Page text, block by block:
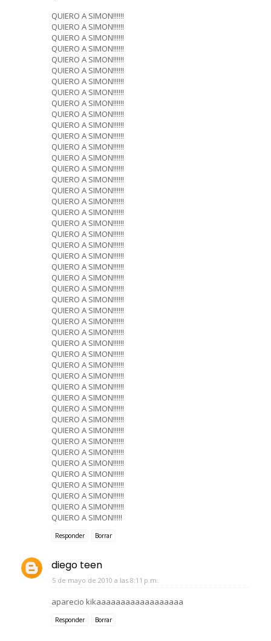
QUIERO A SIMON!!!!!!
QUIERO A SIMON!!!!!!
QUIERO A SIMON!!!!!!
QUIERO A SIMON!!!!!!
QUIERO A SIMON!!!!!!
QUIERO A SIMON!!!!!!
QUIERO A SIMON!!!!!!
QUIERO A SIMON!!!!!!
QUIERO A SIMON!!!!!!
QUIERO A SIMON!!!!!!
QUIERO A SIMON!!!!!!
QUIERO A SIMON!!!!!!
QUIERO A SIMON!!!!!!
QUIERO A SIMON!!!!!!
QUIERO A SIMON!!!!!!
QUIERO A SIMON!!!!!!
QUIERO A SIMON!!!!!!
QUIERO A SIMON!!!!!!
QUIERO A SIMON!!!!!!
QUIERO A SIMON!!!!!!
QUIERO A SIMON!!!!!!
QUIERO A SIMON!!!!!!
QUIERO A SIMON!!!!!!
QUIERO A SIMON!!!!!!
QUIERO A SIMON!!!!!!
QUIERO A SIMON!!!!!!
QUIERO A SIMON!!!!!!
QUIERO A SIMON!!!!!!
QUIERO A SIMON!!!!!!
QUIERO A SIMON!!!!!!
QUIERO A SIMON!!!!!!
QUIERO A SIMON!!!!!!
QUIERO A SIMON!!!!!!
QUIERO A SIMON!!!!!!
QUIERO A SIMON!!!!!!
QUIERO A SIMON!!!!!!
QUIERO A SIMON!!!!!!
QUIERO A SIMON!!!!!!
QUIERO A SIMON!!!!!!
QUIERO A SIMON!!!!!!
QUIERO A SIMON!!!!!!
QUIERO A SIMON!!!!!!
QUIERO A SIMON!!!!!!
QUIERO A SIMON!!!!!!
QUIERO A SIMON!!!!!!
QUIERO A SIMON!!!!!!
QUIERO A SIMON!!!!!
Responder Borrar
diego teen
5 de mayo de 2010 a las 8:11 p.m.
aparecio kikaaaaaaaaaaaaaaaaaa
Responder Borrar